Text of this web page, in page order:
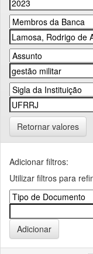
Retornar valores
Adicionar filtros:
Utilizar filtros para